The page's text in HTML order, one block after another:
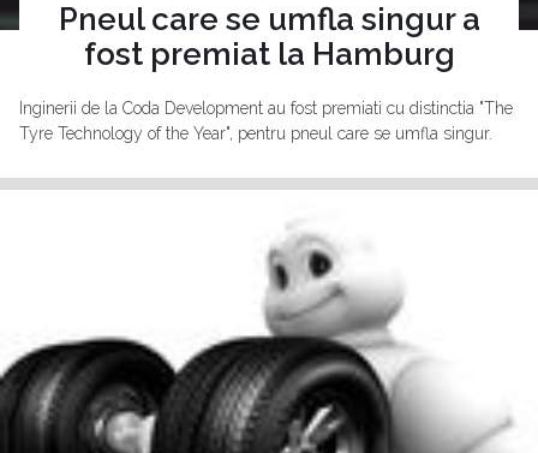
Pneul care se umfla singur a
fost premiat la Hamburg
Inginerii de la Coda Development au fost premiati cu distinctia "The
Tyre Technology of the Year", pentru pneul care se umfla singur.